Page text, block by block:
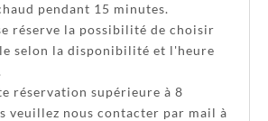
pendant 15 minutes.
réserve la possibilité de choisir
selon la disponibilité et l'heure
réservation supérieure à 8
veuillez nous contacter par mail à